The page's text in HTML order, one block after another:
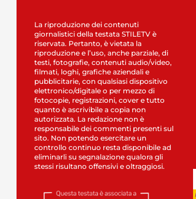
La riproduzione dei contenuti
giornalistici della testata STILETV è
riservata. Pertanto, è vietata la
riproduzione e l’uso, anche parziale, di
testi, fotografie, contenuti audio/video,
filmati, loghi, grafiche aziendali e
pubblicitarie, con qualsiasi dispositivo
elettronico/digitale o per mezzo di
fotocopie, registrazioni, cover e tutto
quanto è ascrivibile a copia non
autorizzata. La redazione non è
responsabile dei commenti presenti sul
sito. Non potendo esercitare un
controllo continuo resta disponibile ad
eliminarli su segnalazione qualora gli
stessi risultano offensivi e oltraggiosi.